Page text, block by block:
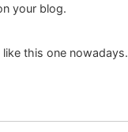
your blog.
this one nowadays.